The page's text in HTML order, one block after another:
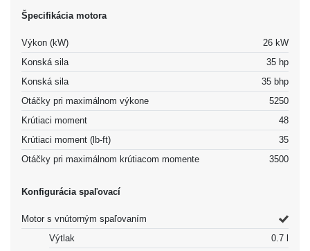
Špecifikácia motora
Výkon (kW)
26 kW
Konská sila
35 hp
Konská sila
35 bhp
Otáčky pri maximálnom výkone
5250
Krútiaci moment
48
Krútiaci moment (lb-ft)
35
Otáčky pri maximálnom krútiacom momente
3500
Konfigurácia spaľovací
Motor s vnútorným spaľovaním
Výtlak
0.7 l